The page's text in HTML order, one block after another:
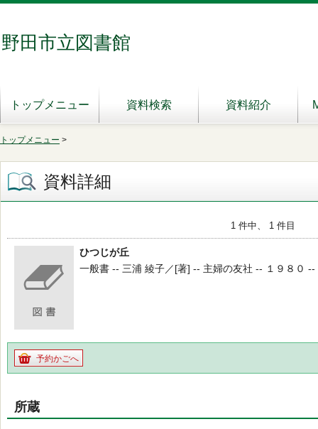
野田市立図書館
トップメニュー 資料検索 資料紹介
トップメニュー >
資料詳細
1 件中、 1 件目
ひつじが丘
一般書 -- 三浦 綾子／[著] -- 主婦の友社 -- １９８０ --
予約かごへ
所蔵